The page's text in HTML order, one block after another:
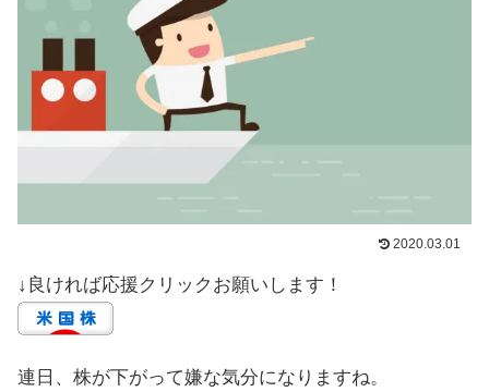
2020.03.01
↓良ければ応援クリックお願いします！
連日、株が下がって嫌な気分になりますね。